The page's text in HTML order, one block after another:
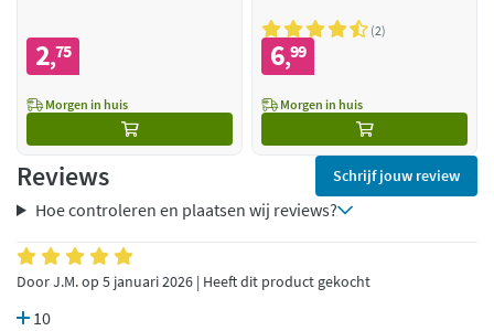
2,75
Morgen in huis
2
6,99
Morgen in huis
Reviews Schrijf jouw review
Hoe controleren en plaatsen wij reviews?
Door J.M. op 5 januari 2026 | Heeft dit product gekocht
10